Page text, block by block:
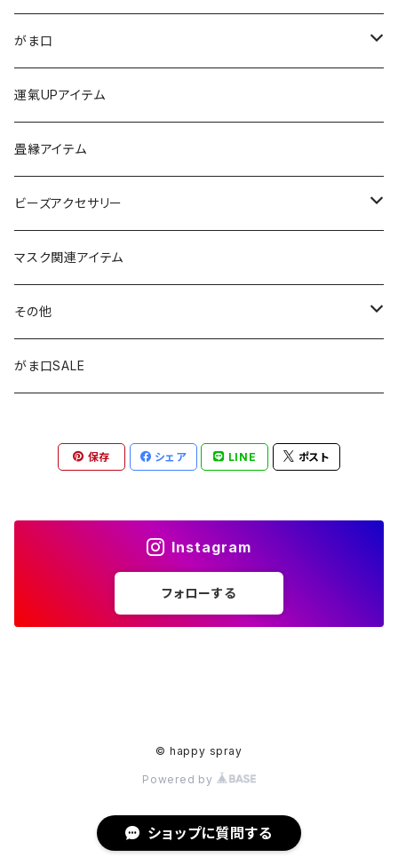
ストラップ
チャーム
バッグチャーム
カーアクセサリー
ミニサンキャッチャー
窓用サンキャッチャー
ブックマーカー
アクセサリー
イヤリング
がま口
ちびがま
カードケース
コインケース
長財布
ペンケース
通帳ケース
印鑑ケース
運氣UPアイテム
畳縁アイテム
ビーズアクセサリー
チャーム
ストラップ
ペンダント
メガネストラップ
アクセサリー
ピアス
マスク関連アイテム
その他
アジャスター
がま口SALE
保存 シェア LINE ポスト
Instagram
フォローする
© happy spray
Powered by
ショップに質問する